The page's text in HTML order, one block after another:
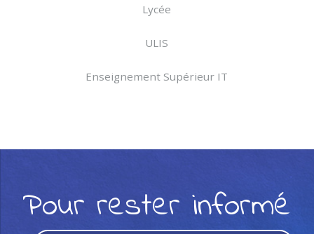
Lycée
ULIS
Enseignement Supérieur IT
Pour rester informé